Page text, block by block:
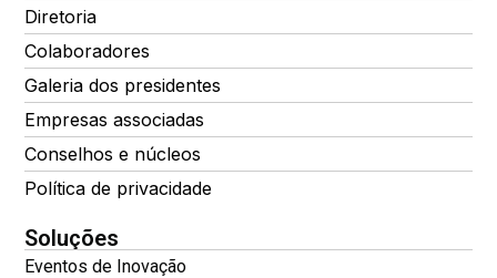
Diretoria
Colaboradores
Galeria dos presidentes
Empresas associadas
Conselhos e núcleos
Política de privacidade
Soluções
Eventos de Inovação